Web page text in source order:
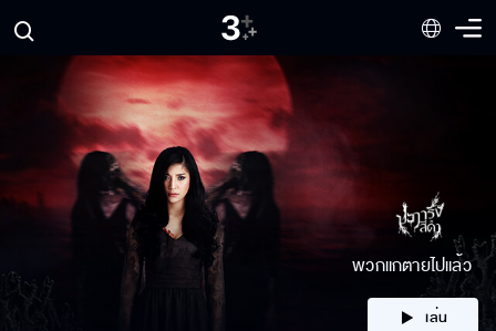
พวกแกตายไปแล้ว
เล่น